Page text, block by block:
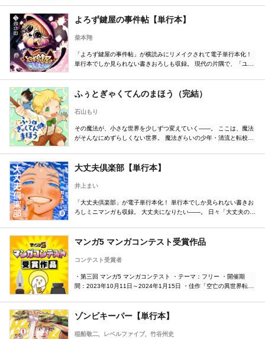
スキルが備わっており…！？ ひとつを選べないふたりのドタバタ選
よろず鍵屋の事件帖【単行本】
柴本翔
「よろず鍵屋の事件帖」が横読みにリメイクされて電子単行本化！
単行本でしか見られない書きおろしも収録。 現代の片隅で、「ユメ
達が事件解決の鍵となりましょう」
ふぅとぎゃくてんのまほう（完結）
石山もり
その魔法が、小さな世界を少しずつ変えていく――。 ここは、魔法
がそんなにめずらしくない世界。 魔法ぎらいの少年・清流と転校生
大丈夫倶楽部【単行本】
井上まい
「大丈夫倶楽部」が電子単行本化！ 単行本でしか見られない書きお
ろしミニマンガも収録。 大丈夫になりたい――。 日々「大丈夫の研
心癒されるハートフルストーリー！
マンガ5 マンガコンテスト受賞作品
コンテスト受賞者
・第三回 マンガ5 マンガコンテスト ・テーマ：フリー ・開催期
間：2023年10月11日～2024年1月15日 ・佳作「空亡の異世界転
ゾンビキーパー【単行本】
稲船敬二 レベルファイブ 竹谷州史